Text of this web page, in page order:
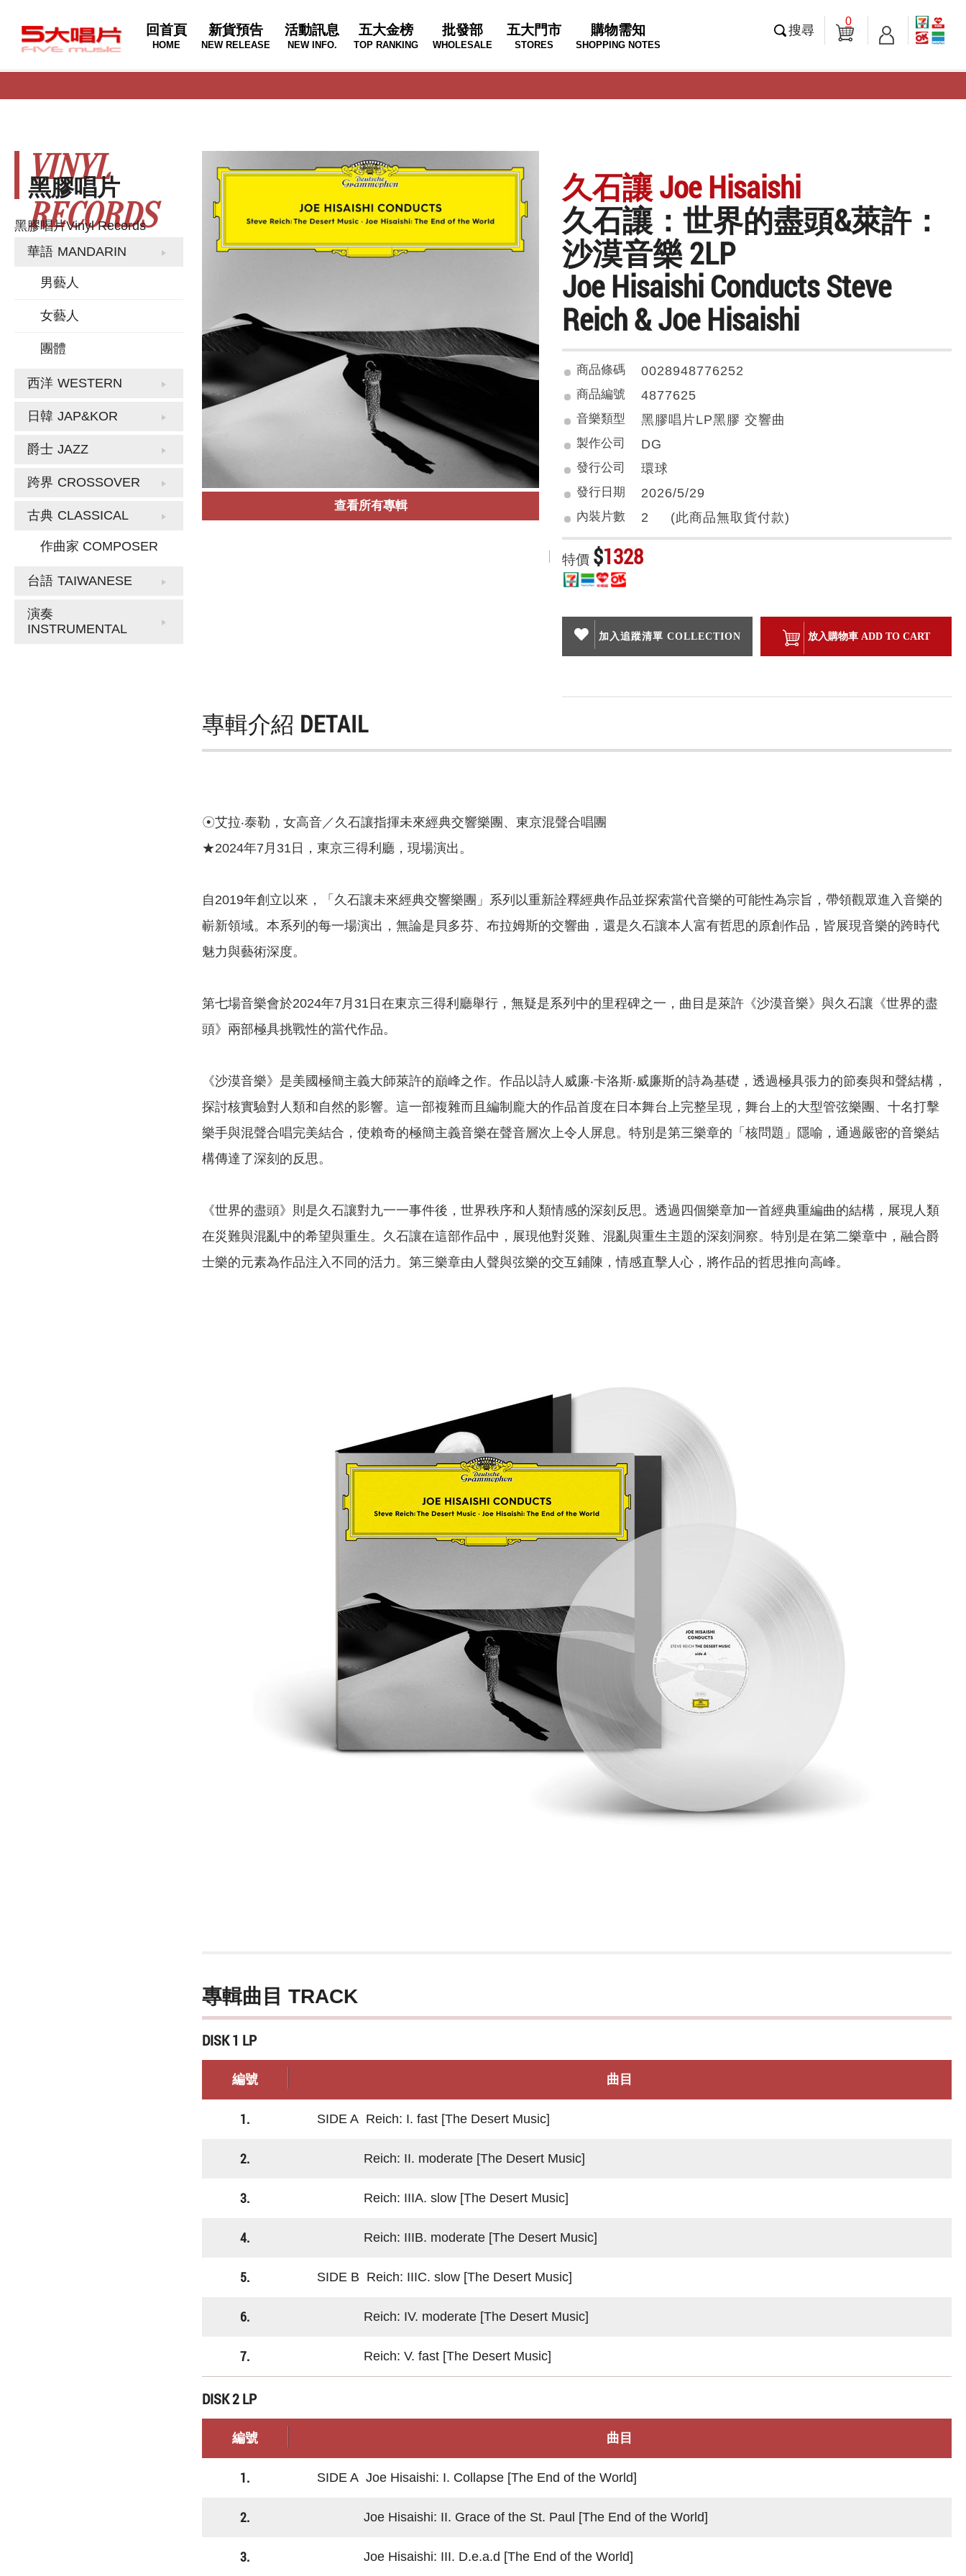
回首頁
HOME
新貨預告
NEW RELEASE
活動訊息
NEW INFO.
五大金榜
TOP RANKING
批發部
WHOLESALE
五大門市
STORES
購物需知
SHOPPING NOTES
搜尋
0
黑膠唱片
VINYL
RECORDS
黑膠唱片Vinyl Records
華語 MANDARIN
男藝人
女藝人
團體
西洋 WESTERN
日韓 JAP&KOR
爵士 JAZZ
跨界 CROSSOVER
古典 CLASSICAL
作曲家 COMPOSER
台語 TAIWANESE
演奏
INSTRUMENTAL
查看所有專輯
久石讓 Joe Hisaishi
久石讓：世界的盡頭&萊許：
沙漠音樂 2LP
Joe Hisaishi Conducts Steve
Reich & Joe Hisaishi
商品條碼 0028948776252
商品編號 4877625
音樂類型 黑膠唱片LP黑膠 交響曲
製作公司 DG
發行公司 環球
發行日期 2026/5/29
內裝片數 2 (此商品無取貨付款)
特價 $1328
加入追蹤清單 COLLECTION 放入購物車 ADD TO CART
專輯介紹 DETAIL
☉艾拉‧泰勒，女高音／久石讓指揮未來經典交響樂團、東京混聲合唱團
★2024年7月31日，東京三得利廳，現場演出。
自2019年創立以來，「久石讓未來經典交響樂團」系列以重新詮釋經典作品並探索當代音樂的可能性為宗旨，帶領觀眾進入音樂的
嶄新領域。本系列的每一場演出，無論是貝多芬、布拉姆斯的交響曲，還是久石讓本人富有哲思的原創作品，皆展現音樂的跨時代
魅力與藝術深度。
第七場音樂會於2024年7月31日在東京三得利廳舉行，無疑是系列中的里程碑之一，曲目是萊許《沙漠音樂》與久石讓《世界的盡
頭》兩部極具挑戰性的當代作品。
《沙漠音樂》是美國極簡主義大師萊許的巔峰之作。作品以詩人威廉‧卡洛斯‧威廉斯的詩為基礎，透過極具張力的節奏與和聲結構，
探討核實驗對人類和自然的影響。這一部複雜而且編制龐大的作品首度在日本舞台上完整呈現，舞台上的大型管弦樂團、十名打擊
樂手與混聲合唱完美結合，使賴奇的極簡主義音樂在聲音層次上令人屏息。特別是第三樂章的「核問題」隱喻，通過嚴密的音樂結
構傳達了深刻的反思。
《世界的盡頭》則是久石讓對九一一事件後，世界秩序和人類情感的深刻反思。透過四個樂章加一首經典重編曲的結構，展現人類
在災難與混亂中的希望與重生。久石讓在這部作品中，展現他對災難、混亂與重生主題的深刻洞察。特別是在第二樂章中，融合爵
士樂的元素為作品注入不同的活力。第三樂章由人聲與弦樂的交互鋪陳，情感直擊人心，將作品的哲思推向高峰。
專輯曲目 TRACK
DISK 1 LP
編號 曲目
1. SIDE A Reich: I. fast [The Desert Music]
2. Reich: II. moderate [The Desert Music]
3. Reich: IIIA. slow [The Desert Music]
4. Reich: IIIB. moderate [The Desert Music]
5. SIDE B Reich: IIIC. slow [The Desert Music]
6. Reich: IV. moderate [The Desert Music]
7. Reich: V. fast [The Desert Music]
DISK 2 LP
編號 曲目
1. SIDE A Joe Hisaishi: I. Collapse [The End of the World]
2. Joe Hisaishi: II. Grace of the St. Paul [The End of the World]
3. Joe Hisaishi: III. D.e.a.d [The End of the World]